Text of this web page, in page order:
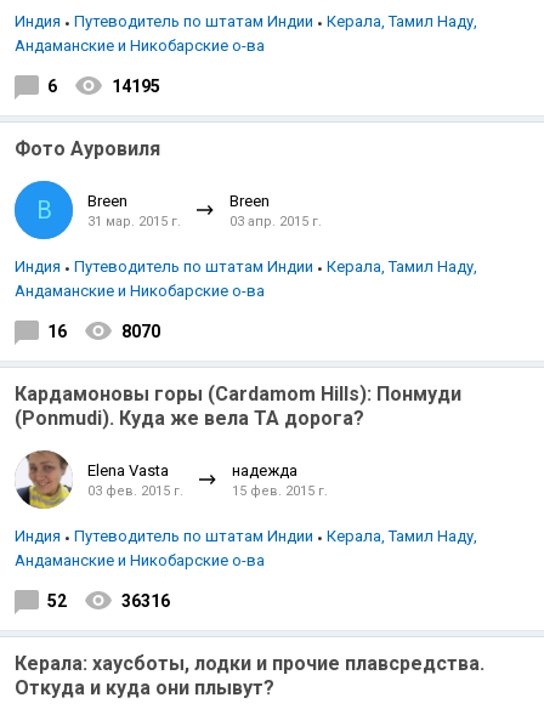
Индия Путеводитель по штатам Индии
Керала, Тамил Наду,
Андаманские и Никобарские о-ва
6 14195
Фото Ауровиля
B Breen
31 мар. 2015 г.
Breen
03 апр. 2015 г.
Индия Путеводитель по штатам Индии
Керала, Тамил Наду,
Андаманские и Никобарские о-ва
16 8070
Кардамоновы горы (Cardamom Hills): Понмуди
(Ponmudi). Куда же вела ТА дорога?
Elena Vasta
03 фев. 2015 г.
надежда
15 фев. 2015 г.
Индия Путеводитель по штатам Индии
Керала, Тамил Наду,
Андаманские и Никобарские о-ва
52 36316
Керала: хаусботы, лодки и прочие плавсредства.
Откуда и куда они плывут?